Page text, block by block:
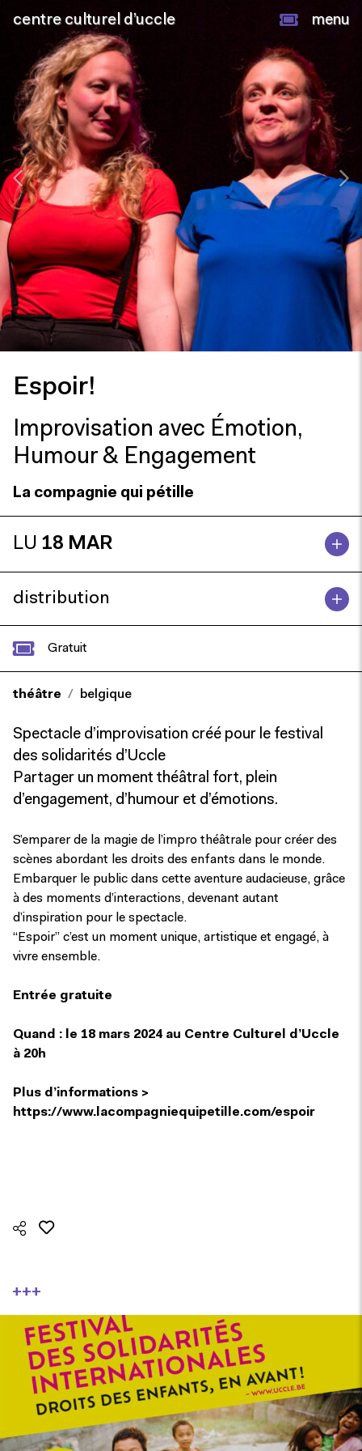
centre culturel d’uccle menu
Espoir!
Improvisation avec Émotion,
Humour & Engagement
La compagnie qui pétille
LU 18 MAR
distribution
Gratuit
théâtre belgique
Spectacle d’improvisation créé pour le festival
des solidarités d’Uccle
Partager un moment théâtral fort, plein
d’engagement, d’humour et d’émotions.
S’emparer de la magie de l’impro théâtrale pour créer des
scènes abordant les droits des enfants dans le monde.
Embarquer le public dans cette aventure audacieuse, grâce
à des moments d’interactions, devenant autant
d’inspiration pour le spectacle.
“Espoir” c’est un moment unique, artistique et engagé, à
vivre ensemble.
Entrée gratuite
Quand : le 18 mars 2024 au Centre Culturel d’Uccle
à 20h
Plus d’informations >
https://www.lacompagniequipetille.com/espoir
+++